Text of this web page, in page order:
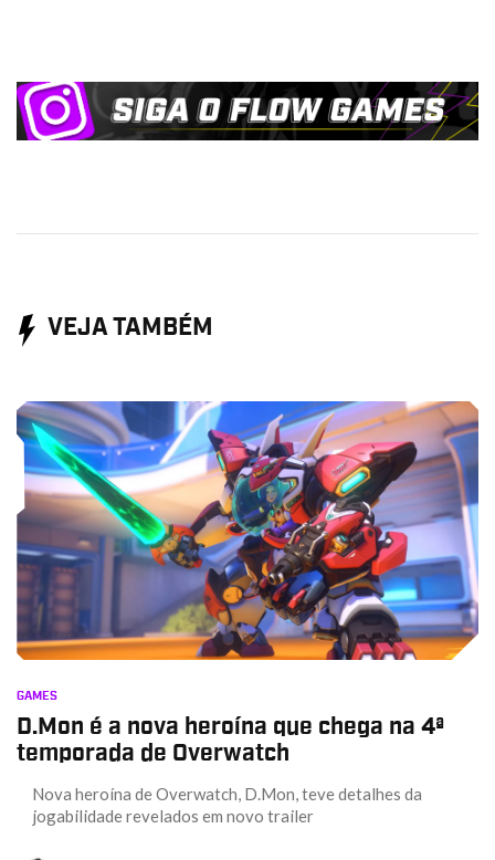
VEJA TAMBÉM
GAMES
D.Mon é a nova heroína que chega na 4ª
temporada de Overwatch
Nova heroína de Overwatch, D.Mon, teve detalhes da
jogabilidade revelados em novo trailer